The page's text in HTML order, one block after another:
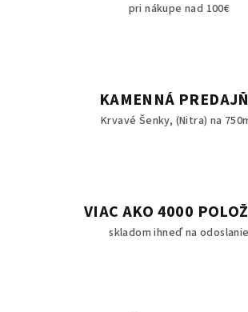
pri nákupe nad 100€
KAMENNÁ
Krvavé Šenky, (Nitra) na
VIAC AKO 4000
skladom ihneď na odoslanie